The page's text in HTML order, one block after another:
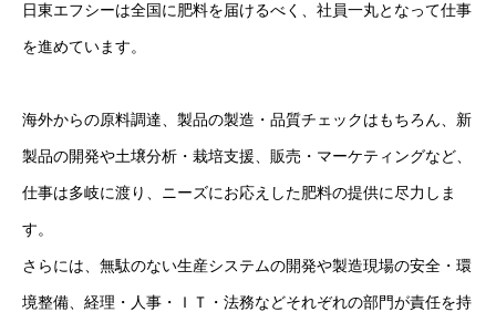
日東エフシーは全国に肥料を届けるべく、社員一丸となって仕事
を進めています。
海外からの原料調達、製品の製造・品質チェックはもちろん、新
製品の開発や土壌分析・栽培支援、販売・マーケティングなど、
仕事は多岐に渡り、ニーズにお応えした肥料の提供に尽力しま
す。
さらには、無駄のない生産システムの開発や製造現場の安全・環
境整備、経理・人事・ＩＴ・法務などそれぞれの部門が責任を持